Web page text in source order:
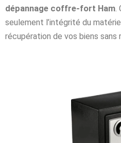
dépannage coffre-fort Ham.
seulement l’intégrité du
récupération de vos biens sans